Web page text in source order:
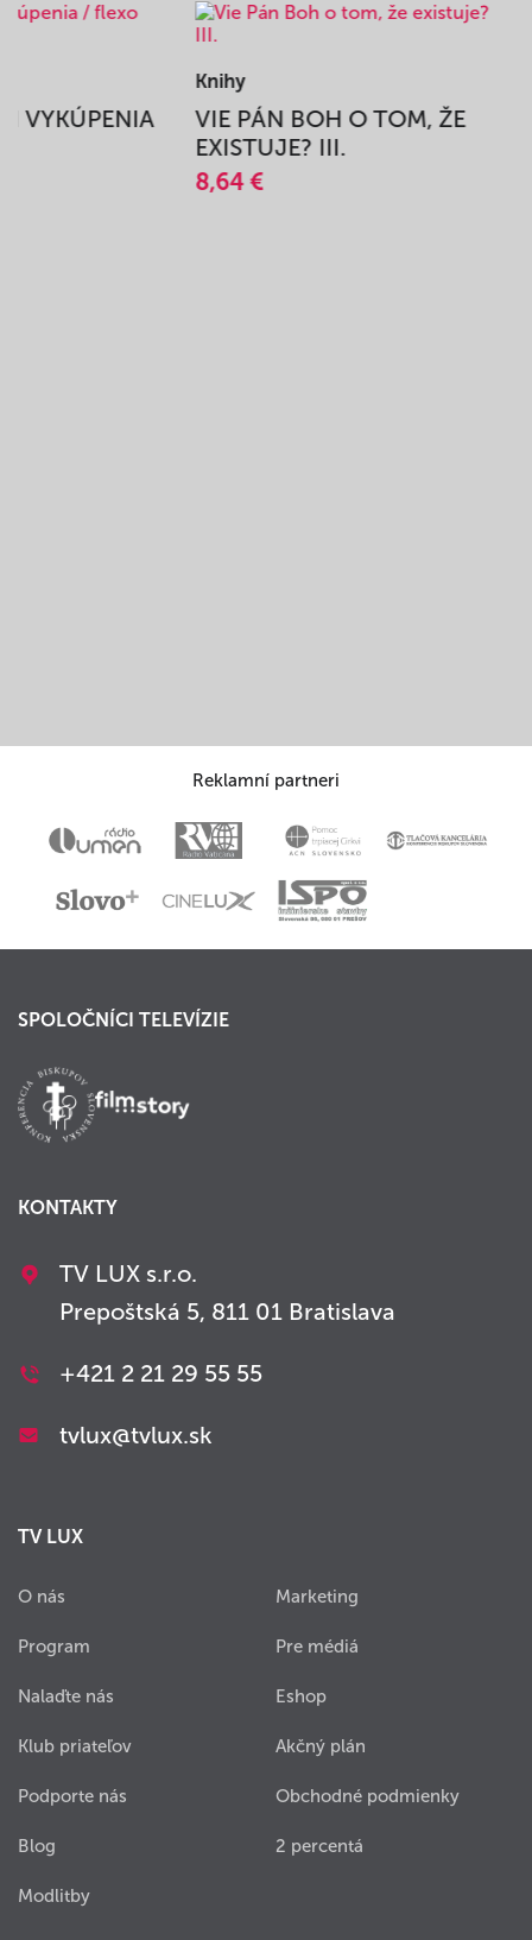
VYKÚPENIA
Knihy
VIE PÁN BOH O TOM, ŽE
EXISTUJE? III.
8,64 €
Reklamní partneri
SPOLOČNÍCI TELEVÍZIE
KONTAKTY
TV LUX s.r.o.
Prepoštská 5, 811 01 Bratislava
+421 2 21 29 55 55
tvlux@tvlux.sk
TV LUX
O nás
Program
Nalaďte nás
Klub priateľov
Podporte nás
Blog
Modlitby
Marketing
Pre médiá
Eshop
Akčný plán
Obchodné podmienky
2 percentá